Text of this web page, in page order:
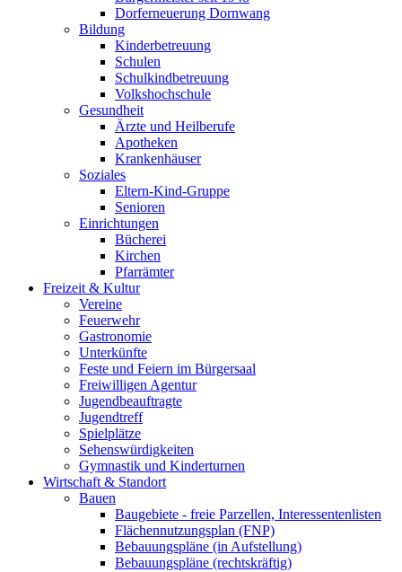
Dorferneuerung Dornwang
Bildung
Kinderbetreuung
Schulen
Schulkindbetreuung
Volkshochschule
Gesundheit
Ärzte und Heilberufe
Apotheken
Krankenhäuser
Soziales
Eltern-Kind-Gruppe
Senioren
Einrichtungen
Bücherei
Kirchen
Pfarrämter
Freizeit & Kultur
Vereine
Feuerwehr
Gastronomie
Unterkünfte
Feste und Feiern im Bürgersaal
Freiwilligen Agentur
Jugendbeauftragte
Jugendtreff
Spielplätze
Sehenswürdigkeiten
Gymnastik und Kinderturnen
Wirtschaft & Standort
Bauen
Baugebiete - freie Parzellen, Interessentenlisten
Flächennutzungsplan (FNP)
Bebauungspläne (in Aufstellung)
Bebauungspläne (rechtskräftig)